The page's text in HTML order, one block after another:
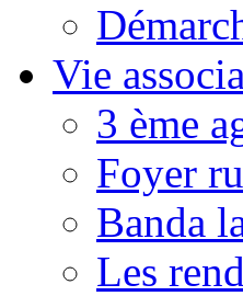
Vie
3 ème
Foyer
Banda
Les